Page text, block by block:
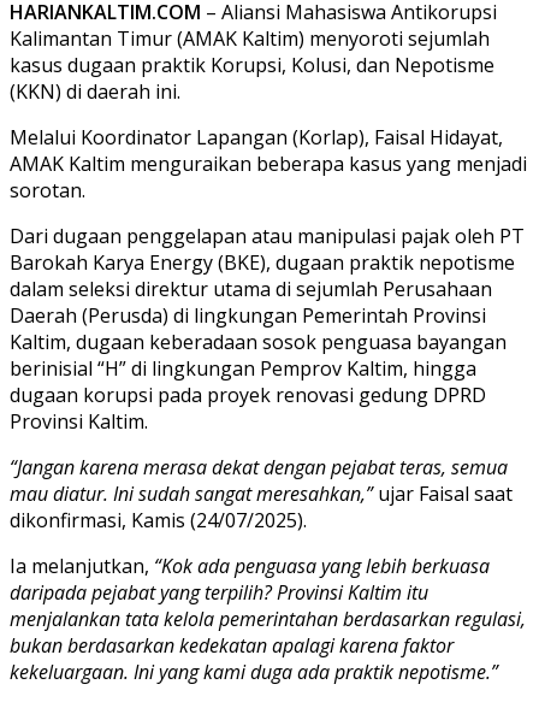
HARIANKALTIM.COM – Aliansi Mahasiswa Antikorupsi
Kalimantan Timur (AMAK Kaltim) menyoroti sejumlah
kasus dugaan praktik Korupsi, Kolusi, dan Nepotisme
(KKN) di daerah ini.
Melalui Koordinator Lapangan (Korlap), Faisal Hidayat,
AMAK Kaltim menguraikan beberapa kasus yang menjadi
sorotan.
Dari dugaan penggelapan atau manipulasi pajak oleh PT
Barokah Karya Energy (BKE), dugaan praktik nepotisme
dalam seleksi direktur utama di sejumlah Perusahaan
Daerah (Perusda) di lingkungan Pemerintah Provinsi
Kaltim, dugaan keberadaan sosok penguasa bayangan
berinisial “H” di lingkungan Pemprov Kaltim, hingga
dugaan korupsi pada proyek renovasi gedung DPRD
Provinsi Kaltim.
“Jangan karena merasa dekat dengan pejabat teras, semua
mau diatur. Ini sudah sangat meresahkan,”ujar Faisal saat
dikonfirmasi, Kamis (24/07/2025).
Ia melanjutkan, “Kok ada penguasa yang lebih berkuasa
daripada pejabat yang terpilih? Provinsi Kaltim itu
menjalankan tata kelola pemerintahan berdasarkan regulasi,
bukan berdasarkan kedekatan apalagi karena faktor
kekeluargaan. Ini yang kami duga ada praktik nepotisme.”